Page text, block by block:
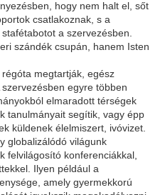
hogy nem halt el, sőt
csatlakoznak, s a
a szervezésben.
szándék csupán, hanem Isten
megtartják, egész
egyre többen
elmaradott térségek
tanulmányait segítik, vagy épp
küldenek élelmiszert, ivóvizet.
globalizálódó világunk
felvilágosító konferenciákkal,
Ilyen például a
amely gyermekkorú